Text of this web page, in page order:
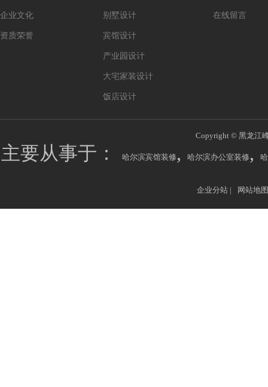
企业文化
资质荣誉
别墅设计
宾馆设计
产业园设计
大宅家装设计
饭店设计
在线留言
Copyright © 黑龙江
主要从事于： 哈尔滨宾馆装修 , 哈尔滨办公室装修 ,
企业分站| 网站地图